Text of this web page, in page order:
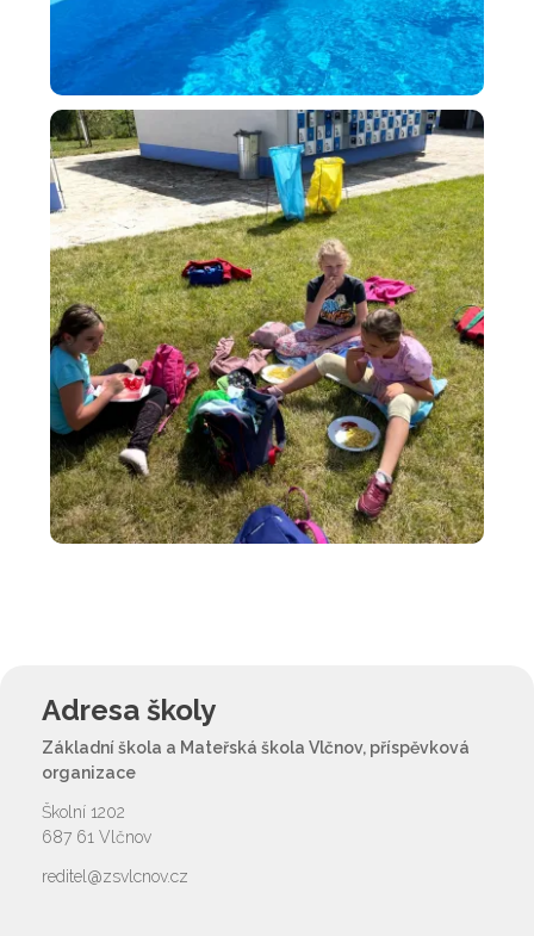
Adresa školy
Základní škola a Mateřská škola Vlčnov, příspěvková
organizace
Školní 1202
687 61 Vlčnov
reditel@zsvlcnov.cz